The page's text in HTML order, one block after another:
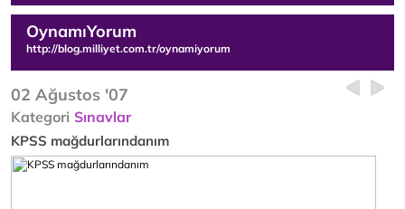
OynamıYorum
http://blog.milliyet.com.tr/oynamiyorum
02 Ağustos '07
Kategori Sınavlar
KPSS mağdurlarındanım